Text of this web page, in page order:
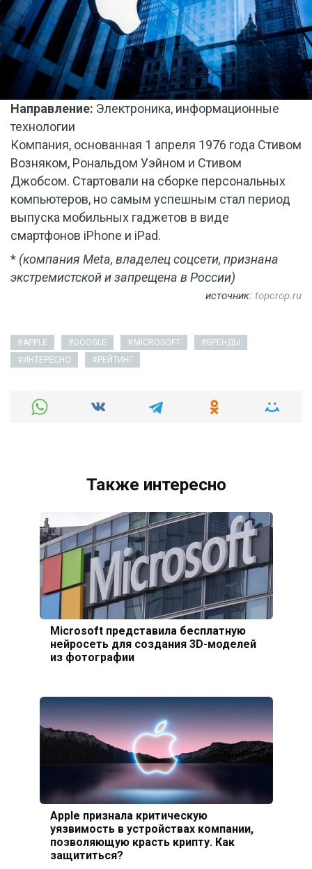
Направление: Электроника, информационные
технологии
Компания, основанная 1 апреля 1976 года Стивом
Возняком, Рональдом Уэйном и Стивом
Джобсом. Стартовали на сборке персональных
компьютеров, но самым успешным стал период
выпуска мобильных гаджетов в виде
смартфонов iPhone и iPad.
* (компания Meta, владелец соцсети, признана
экстремистской и запрещена в России)
источник: topcrop.ru
APPLE GOOGLE MICROSOFT
БРЕНДЫ
ИНТЕРЕСНО
РЕЙТИНГ
Также интересно
Microsoft представила бесплатную
нейросеть для создания 3D-моделей
из фотографии
Apple признала критическую
уязвимость в устройствах компании,
позволяющую красть крипту. Как
защититься?